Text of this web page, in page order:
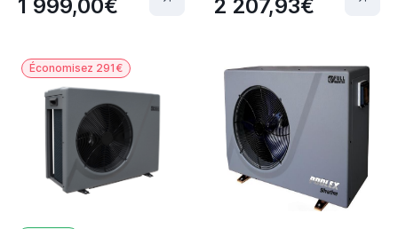
1 999,00€ 2 207,93€
Économisez 291€